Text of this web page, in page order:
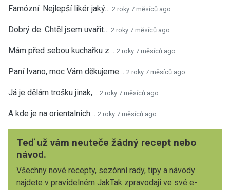
Famózní. Nejlepší likér jaký… 2 roky 7 měsíců ago
Dobrý de. Chtěl jsem uvařit… 2 roky 7 měsíců ago
Mám před sebou kuchařku z… 2 roky 7 měsíců ago
Paní Ivano, moc Vám děkujeme… 2 roky 7 měsíců ago
Já je dělám trošku jinak,… 2 roky 7 měsíců ago
A kde je na orientalnich… 2 roky 7 měsíců ago
Teď už vám neuteče žádný recept nebo
návod.
Všechny nové recepty, sezónní rady, tipy a návody
najdete v pravidelném JakTak zpravodaji ve své e-